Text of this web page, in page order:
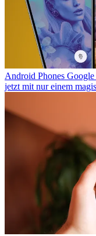
Android Phones
jetzt mit nur einem